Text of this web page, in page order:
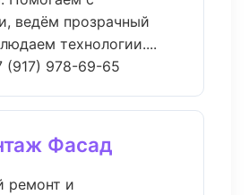
ведём прозрачный
технологии....
(917) 978-69-65
Фасад
ремонт и